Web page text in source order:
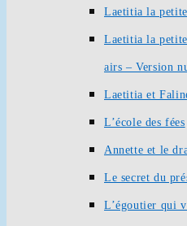
Laetitia la
Laetitia la
airs – Version
Laetitia et
L’école des fées
Annette et le
Le secret du
L’égoutier qui